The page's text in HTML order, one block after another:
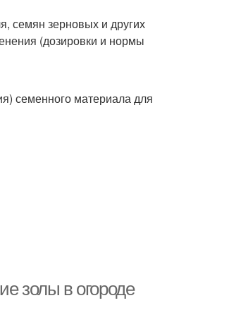
семян зерновых и других
(дозировки и нормы
семенного материала для
золы в огороде